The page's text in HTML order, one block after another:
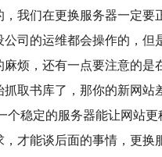
我们在更换服务器一定要
的运维都会操作的，但
烦，还有一点要注意的
取书库了，那你的新网
定的服务器能让网站更
才能谈后面的事情，更换